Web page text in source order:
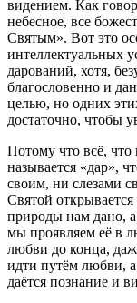
видением. Как
небесное, все
Святым». Вот это
интеллектуальных
дарований, хотя,
благословенно и
целью, но одних
достаточно, чтобы
Потому что всё,
называется «дар»,
своим, ни слезами
Святой
природы нам дано, а
мы проявляем её в
любви до конца,
идти путём любви,
даётся познание и